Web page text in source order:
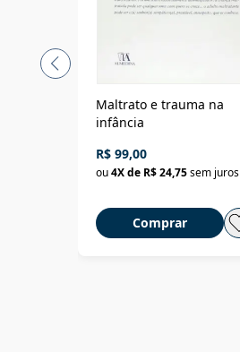
Maltrato e trauma na
infância
R$ 99,00
ou4X de R$ 24,75sem juros
Comprar